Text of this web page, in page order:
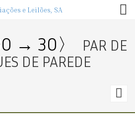
→ 30〉
PAR DE
DE PAREDE